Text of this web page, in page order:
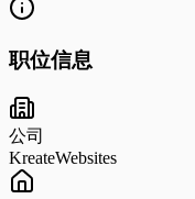
职位信息
公司
KreateWebsites